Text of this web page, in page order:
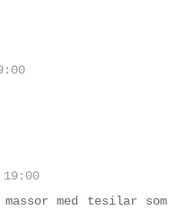
med tesilar som